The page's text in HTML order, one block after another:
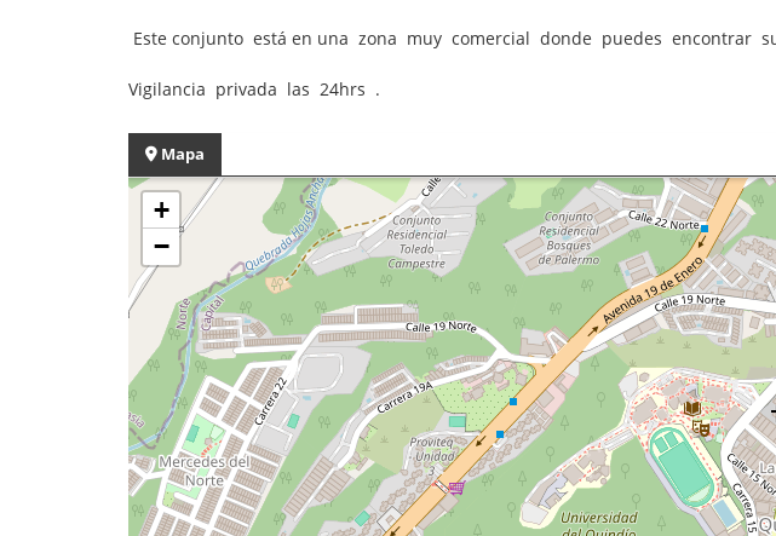
Este conjunto está en una zona muy comercial donde puedes encontrar
Vigilancia privada las 24hrs .
Mapa
+
−